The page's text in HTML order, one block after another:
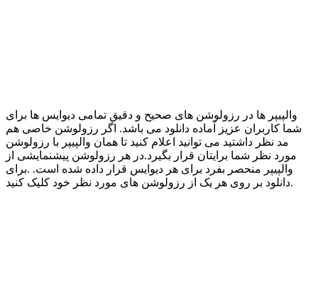
والپیپر ها در رزولوشن های صحیح و دقیق تمامی دیوایس ها برای
شما کاربران عزیز آماده دانلود می باشد. اگر رزولوشن خاصی هم
مد نظر داشتید می توانید اعلام کنید تا همان والپیپر با رزولوشن
مورد نظر شما برایتان قرار بگیرد.در هر رزولوشن پیشنمایشی از
والپیپر منحصر بفرد برای هر دیوایس قرار داده شده است. .برای
دانلود بر روی هر یک از رزولوشن های مورد نظر خود کلیک کنید.